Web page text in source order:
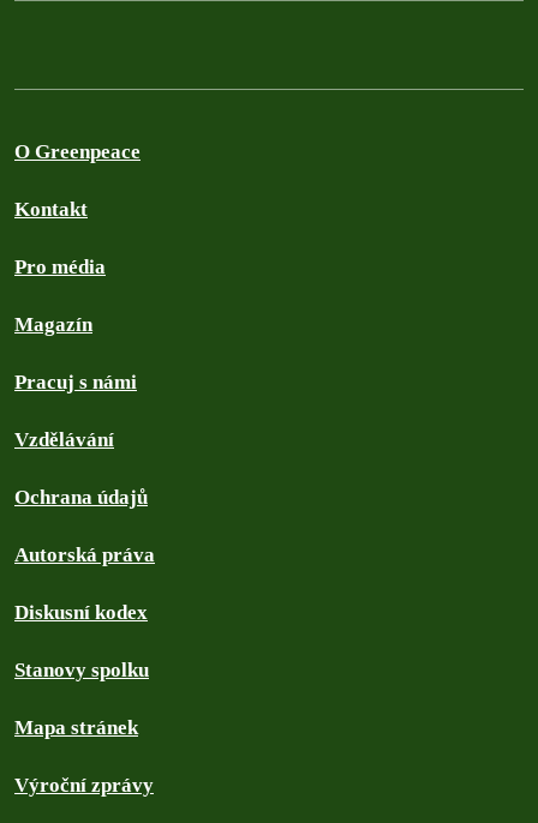
O Greenpeace
Kontakt
Pro média
Magazín
Pracuj s námi
Vzdělávání
Ochrana údajů
Autorská práva
Diskusní kodex
Stanovy spolku
Mapa stránek
Výroční zprávy